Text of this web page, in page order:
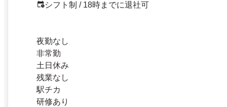
シフト制 / 18時までに退社可
夜勤なし
非常勤
土日休み
残業なし
駅チカ
研修あり